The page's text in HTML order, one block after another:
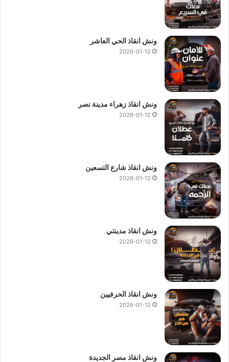
ونش انقاذ الحي العاشر
2026-01-12
ونش انقاذ زهراء مدينة نصر
2026-01-12
ونش انقاذ شارع التسعين
2026-01-12
ونش انقاذ مدينتي
2026-01-12
ونش انقاذ الحرفيين
2026-01-12
ونش انقاذ مصر الجديدة